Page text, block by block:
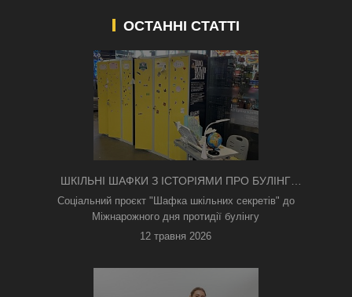
ОСТАННІ СТАТТІ
ШКІЛЬНІ ШАФКИ З ІСТОРІЯМИ ПРО БУЛІНГ
З'ЯВИЛИСЯ В КИЄВІ
Соціальний проєкт "Шафка шкільних секретів" до
Міжнарожного дня протидії булінгу
12 травня 2026